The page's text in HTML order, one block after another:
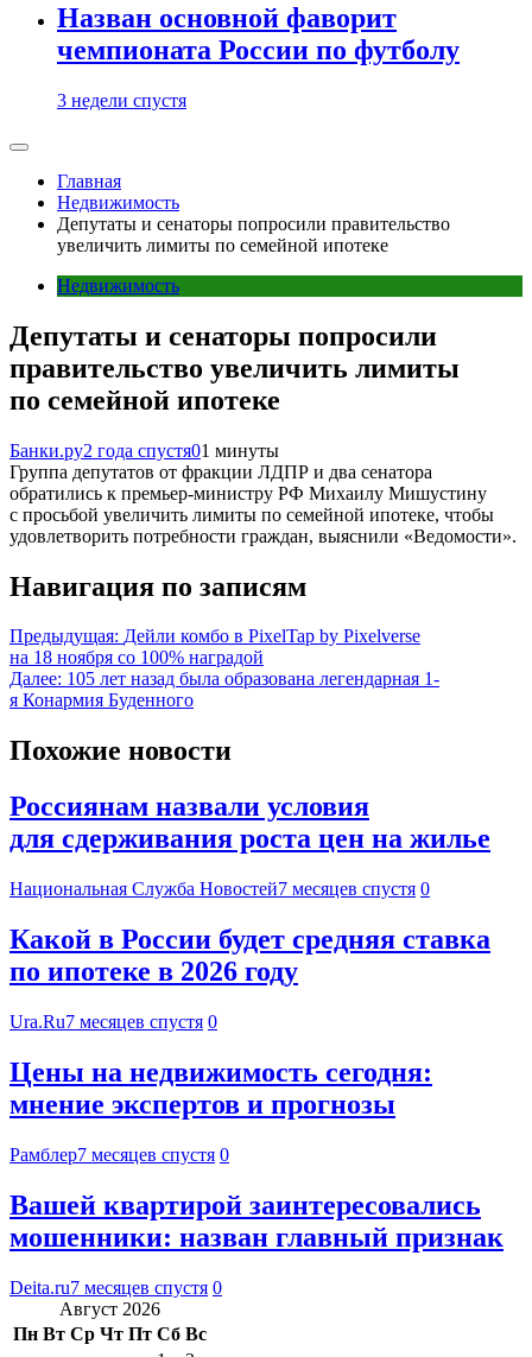
Назван основной фаворит
чемпионата России по футболу
3 недели спустя
Главная
Недвижимость
Депутаты и сенаторы попросили правительство
увеличить лимиты по семейной ипотеке
Недвижимость
Депутаты и сенаторы попросили
правительство увеличить лимиты
по семейной ипотеке
Банки.ру2 года спустя01 минуты
Группа депутатов от фракции ЛДПР и два сенатора
обратились к премьер-министру РФ Михаилу Мишустину
с просьбой увеличить лимиты по семейной ипотеке, чтобы
удовлетворить потребности граждан, выяснили «Ведомости».
Навигация по записям
Предыдущая: Дейли комбо в PixelTap by Pixelverse
на 18 ноября со 100% наградой
Далее: 105 лет назад была образована легендарная 1-
я Конармия Буденного
Похожие новости
Россиянам назвали условия
для сдерживания роста цен на жилье
Национальная Служба Новостей7 месяцев спустя 0
Какой в России будет средняя ставка
по ипотеке в 2026 году
Ura.Ru7 месяцев спустя 0
Цены на недвижимость сегодня:
мнение экспертов и прогнозы
Рамблер7 месяцев спустя 0
Вашей квартирой заинтересовались
мошенники: назван главный признак
Deita.ru7 месяцев спустя 0
Август 2026
Пн Вт Ср Чт Пт Сб Вс